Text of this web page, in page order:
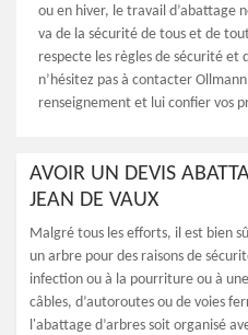
ou en hiver, le travail d’abattage
va de la sécurité de tous et de
respecte les règles de sécurité et
n’hésitez pas à contacter
renseignement et lui confier vos
AVOIR UN DEVIS
JEAN DE VAUX
Malgré tous les efforts, il est bien
un arbre pour des raisons de
infection ou à la pourriture ou à
câbles, d’autoroutes ou de voies
l'abattage d’arbres soit organisé